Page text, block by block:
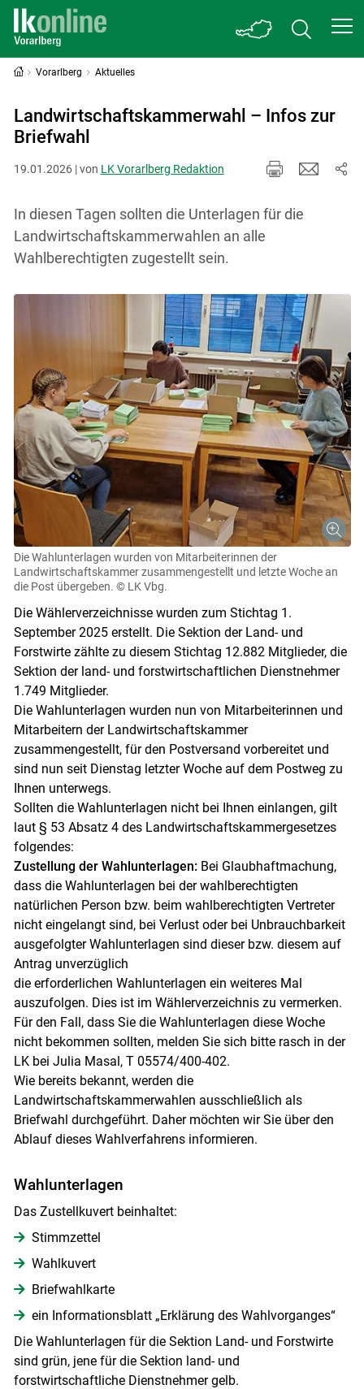
Skip to main content
Vorarlberg Aktuelles
Landwirtschaftskammerwahl – Infos zur
Briefwahl
19.01.2026 | von LK Vorarlberg Redaktion
In diesen Tagen sollten die Unterlagen für die
Landwirtschaftskammerwahlen an alle
Wahlberechtigten zugestellt sein.
Die Wahlunterlagen wurden von Mitarbeiterinnen der
Landwirtschaftskammer zusammengestellt und letzte Woche an
die Post übergeben. © LK Vbg.
Die Wählerverzeichnisse wurden zum Stichtag 1.
September 2025 erstellt. Die Sektion der Land- und
Forstwirte zählte zu diesem Stichtag 12.882 Mitglieder, die
Sektion der land- und forstwirtschaftlichen Dienstnehmer
1.749 Mitglieder.
Die Wahlunterlagen wurden nun von Mitarbeiterinnen und
Mitarbeitern der Landwirtschaftskammer
zusammengestellt, für den Postversand vorbereitet und
sind nun seit Dienstag letzter Woche auf dem Postweg zu
Ihnen unterwegs.
Sollten die Wahlunterlagen nicht bei Ihnen einlangen, gilt
laut § 53 Absatz 4 des Landwirtschaftskammergesetzes
folgendes:
Zustellung der Wahlunterlagen:Bei Glaubhaftmachung,
dass die Wahlunterlagen bei der wahlberechtigten
natürlichen Person bzw. beim wahlberechtigten Vertreter
nicht eingelangt sind, bei Verlust oder bei Unbrauchbarkeit
ausgefolgter Wahlunterlagen sind dieser bzw. diesem auf
Antrag unverzüglich
die erforderlichen Wahlunterlagen ein weiteres Mal
auszufolgen. Dies ist im Wählerverzeichnis zu vermerken.
Für den Fall, dass Sie die Wahlunterlagen diese Woche
nicht bekommen sollten, melden Sie sich bitte rasch in der
LK bei Julia Masal, T 05574/400-402.
Wie bereits bekannt, werden die
Landwirtschaftskammerwahlen ausschließlich als
Briefwahl durchgeführt. Daher möchten wir Sie über den
Ablauf dieses Wahlverfahrens informieren.
Wahlunterlagen
Das Zustellkuvert beinhaltet:
Stimmzettel
Wahlkuvert
Briefwahlkarte
ein Informationsblatt „Erklärung des Wahlvorganges“
Die Wahlunterlagen für die Sektion Land- und Forstwirte
sind grün, jene für die Sektion land- und
forstwirtschaftliche Dienstnehmer gelb.